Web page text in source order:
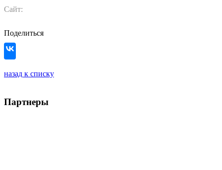
Сайт:
Поделиться
назад к списку
Партнеры